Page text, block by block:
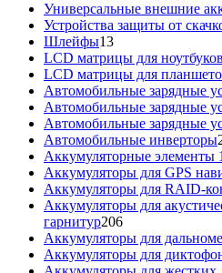
Универсальные внешние
Устройства защиты от
Шлейфы1313
товаров
LCD матрицы для ноутбуков
LCD матрицы для
Автомобильные зарядные
Автомобильные зарядные
Автомобильные зарядные
Автомобильные инверторы
Аккумуляторные элементы
Аккумуляторы для GPS
Аккумуляторы для RAID-
Аккумуляторы для
гарнитур206206
товаров
Аккумуляторы для
Аккумуляторы для